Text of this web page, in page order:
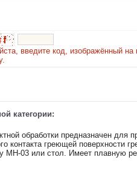
введите код, изображённый
категории:
обработки предназначен для
контакта греющей поверхности
МН-03 или стол. Имеет плавную